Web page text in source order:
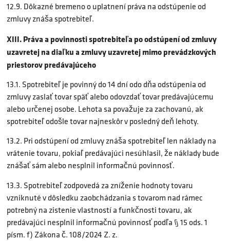
12.9. Dôkazné bremeno o uplatnení práva na odstúpenie od
zmluvy znáša spotrebiteľ.
XIII. Práva a povinnosti spotrebiteľa po odstúpení od zmluvy
uzavretej na diaľku a zmluvy uzavretej mimo prevádzkových
priestorov predávajúceho
13.1. Spotrebiteľ je povinný do 14 dní odo dňa odstúpenia od
zmluvy zaslať tovar späť alebo odovzdať tovar predávajúcemu
alebo určenej osobe. Lehota sa považuje za zachovanú, ak
spotrebiteľ odošle tovar najneskôr v posledný deň lehoty.
13.2. Pri odstúpení od zmluvy znáša spotrebiteľ len náklady na
vrátenie tovaru, pokiaľ predávajúci nesúhlasil, že náklady bude
znášať sám alebo nesplnil informačnú povinnosť.
13.3. Spotrebiteľ zodpovedá za zníženie hodnoty tovaru
vzniknuté v dôsledku zaobchádzania s tovarom nad rámec
potrebný na zistenie vlastností a funkčnosti tovaru, ak
predávajúci nesplnil informačnú povinnosť podľa § 15 ods. 1
písm. f) Zákona č. 108/2024 Z. z.